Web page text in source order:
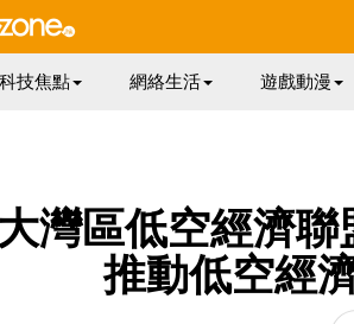
科技焦點 網絡生活 遊戲動漫
大灣區低空經濟
推動低空經